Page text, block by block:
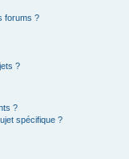
forums ?
?
?
spécifique ?